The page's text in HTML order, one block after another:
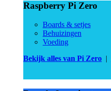
Raspberry Pi Zero
Boards & setjes
Behuizingen
Voeding
Bekijk alles van Pi Zero |